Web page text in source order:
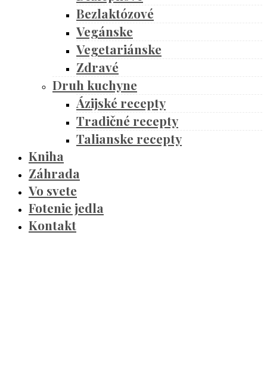
Bezlaktózové
Vegánske
Vegetariánske
Zdravé
Druh kuchyne
Ázijské recepty
Tradičné recepty
Talianske recepty
Kniha
Záhrada
Vo svete
Fotenie jedla
Kontakt